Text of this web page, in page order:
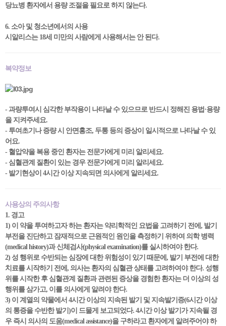
당뇨병 환자에서 용량 조절을 필요로 하지 않는다.
6. 소아 및 청소년에서의 사용
시알리스는 18세 미만의 사람에게 사용해서는 안 된다.
복약정보
- 과량투여시 심각한 부작용이 나타날 수 있으므로 반드시 정해진 용법·용량
을 지켜주세요.
- 투여초기나 증량 시 안면홍조, 두통 등의 증상이 일시적으로 나타날 수 있
어요.
- 혈압약을 복용 중인 환자는 전문가에게 미리 알리세요.
- 심혈관계 질환이 있는 경우 전문가에게 미리 알리세요.
- 발기현상이 4시간 이상 지속되면 의사에게 알리세요.
사용상의 주의사항
1. 경고
1) 이 약을 투여하고자 하는 환자는 약리학적인 요법을 고려하기 전에, 발기
부전을 진단하고 잠재적으로 근원적인 원인을 측정하기 위하여 의학 병력
(medical history)과 신체검사(physical examination)를 실시하여야 한다.
2) 성 행위로 수반되는 심장에 대한 위험성이 있기 때문에, 발기 부전에 대한
치료를 시작하기 전에, 의사는 환자의 심혈관 상태를 고려하여야 한다. 성행
위를 시작한 후 심혈관계 질환과 관련된 증상을 경험한 환자는 더 이상의 성
행위를 삼가고, 이를 의사에게 알려야 한다.
3) 이 계열의 약물에서 4시간 이상의 지속된 발기 및 지속발기증(6시간 이상
의 통증을 수반한 발기)이 드물게 보고되었다. 4시간 이상 발기가 지속될 경
우 즉시 의사의 도움(medical assistance)을 구하라고 환자에게 알려주어야 하